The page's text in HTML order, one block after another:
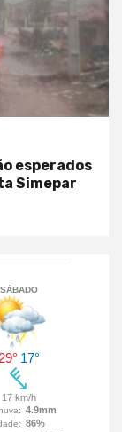
esperados
Simepar